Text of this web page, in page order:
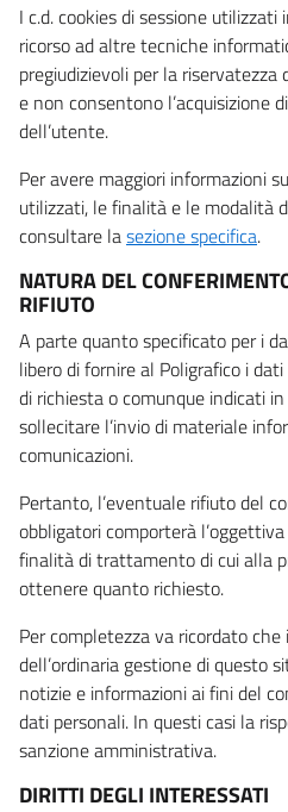
I c.d. cookies di sessione
ricorso ad altre tecniche
pregiudizievoli per la
e non consentono l’acquisizione
dell’utente.
Per avere maggiori informazioni
utilizzati, le finalità e le modalità
consultare lasezione specifica.
NATURA DEL
RIFIUTO
A parte quanto specificato per i
libero di fornire al Poligrafico i
di richiesta o comunque indicati
sollecitare l’invio di materiale
comunicazioni.
Pertanto, l’eventuale rifiuto del
obbligatori comporterà
finalità di trattamento di cui alla
ottenere quanto richiesto.
Per completezza va ricordato
dell’ordinaria gestione di questo
notizie e informazioni ai fini del
dati personali. In questi casi la
sanzione amministrativa.
DIRITTI DEGLI INTERESSATI